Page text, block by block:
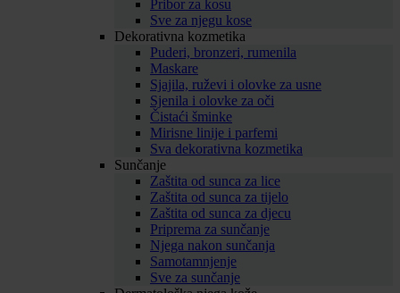
Pribor za kosu
Sve za njegu kose
Dekorativna kozmetika
Puderi, bronzeri, rumenila
Maskare
Sjajila, ruževi i olovke za usne
Sjenila i olovke za oči
Čistaći šminke
Mirisne linije i parfemi
Sva dekorativna kozmetika
Sunčanje
Zaštita od sunca za lice
Zaštita od sunca za tijelo
Zaštita od sunca za djecu
Priprema za sunčanje
Njega nakon sunčanja
Samotamnjenje
Sve za sunčanje